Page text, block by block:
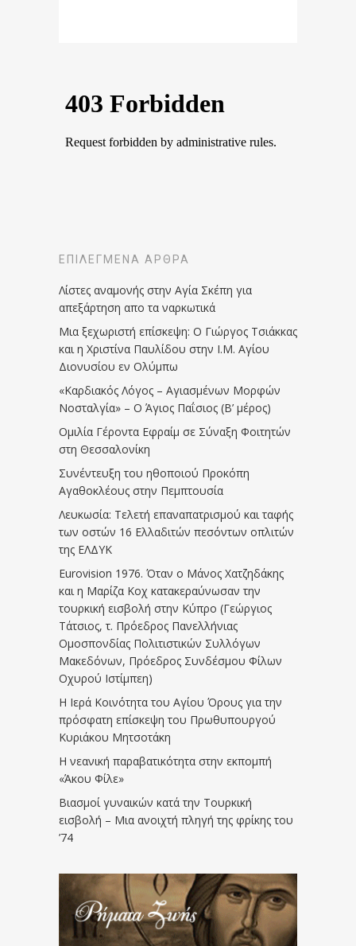
ΕΠΙΛΕΓΜΈΝΑ ΆΡΘΡΑ
Λίστες αναμονής στην Αγία Σκέπη για
απεξάρτηση απο τα ναρκωτικά
Μια ξεχωριστή επίσκεψη: Ο Γιώργος Τσιάκκας
και η Χριστίνα Παυλίδου στην Ι.Μ. Αγίου
Διονυσίου εν Ολύμπω
«Καρδιακός Λόγος – Αγιασμένων Μορφών
Νοσταλγία» – Ο Άγιος Παΐσιος (Β’ μέρος)
Ομιλία Γέροντα Εφραίμ σε Σύναξη Φοιτητών
στη Θεσσαλονίκη
Συνέντευξη του ηθοποιού Προκόπη
Αγαθοκλέους στην Πεμπτουσία
Λευκωσία: Τελετή επαναπατρισμού και ταφής
των οστών 16 Ελλαδιτών πεσόντων οπλιτών
της ΕΛΔΥΚ
Eurovision 1976. Όταν ο Μάνος Χατζηδάκης
και η Μαρίζα Κοχ κατακεραύνωσαν την
τουρκική εισβολή στην Κύπρο (Γεώργιος
Τάτσιος, τ. Πρόεδρος Πανελλήνιας
Ομοσπονδίας Πολιτιστικών Συλλόγων
Μακεδόνων, Πρόεδρος Συνδέσμου Φίλων
Οχυρού Ιστίμπεη)
Η Ιερά Κοινότητα του Αγίου Όρους για την
πρόσφατη επίσκεψη του Πρωθυπουργού
Κυριάκου Μητσοτάκη
Η νεανική παραβατικότητα στην εκπομπή
«Άκου Φίλε»
Βιασμοί γυναικών κατά την Τουρκική
εισβολή – Μια ανοιχτή πληγή της φρίκης του
’74